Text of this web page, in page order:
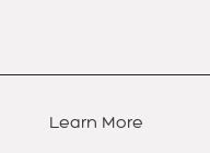
Learn More